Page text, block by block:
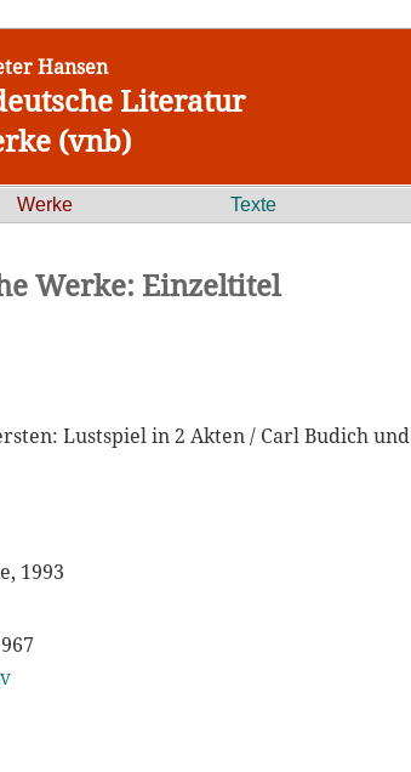
Hansen
Literatur
(vnb)
Werke Texte
Werke: Einzeltitel
Lustspiel in 2 Akten / Carl Budich und
1993